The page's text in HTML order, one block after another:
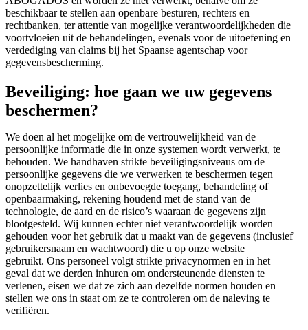
beschikbaar te stellen aan openbare besturen, rechters en
rechtbanken, ter attentie van mogelijke verantwoordelijkheden die
voortvloeien uit de behandelingen, evenals voor de uitoefening en
verdediging van claims bij het Spaanse agentschap voor
gegevensbescherming.
Beveiliging: hoe gaan we uw gegevens
beschermen?
We doen al het mogelijke om de vertrouwelijkheid van de
persoonlijke informatie die in onze systemen wordt verwerkt, te
behouden. We handhaven strikte beveiligingsniveaus om de
persoonlijke gegevens die we verwerken te beschermen tegen
onopzettelijk verlies en onbevoegde toegang, behandeling of
openbaarmaking, rekening houdend met de stand van de
technologie, de aard en de risico’s waaraan de gegevens zijn
blootgesteld. Wij kunnen echter niet verantwoordelijk worden
gehouden voor het gebruik dat u maakt van de gegevens (inclusief
gebruikersnaam en wachtwoord) die u op onze website
gebruikt. Ons personeel volgt strikte privacynormen en in het
geval dat we derden inhuren om ondersteunende diensten te
verlenen, eisen we dat ze zich aan dezelfde normen houden en
stellen we ons in staat om ze te controleren om de naleving te
verifiëren.